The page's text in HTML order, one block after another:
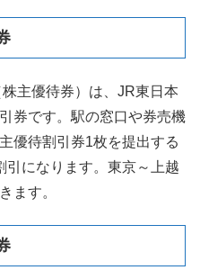
主優待券）は、JR東日本
券です。駅の窓口や券売機
優待割引券1枚を提出する
引になります。東京～上越
ます。